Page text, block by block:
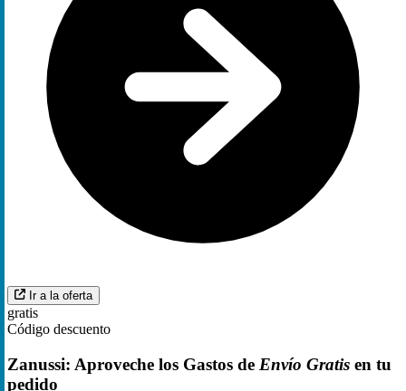
Ir a la oferta
gratis
Código descuento
Zanussi: Aproveche los Gastos de Envío Gratis en tu
pedido